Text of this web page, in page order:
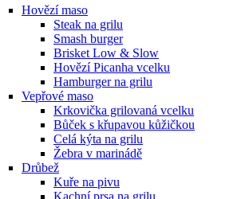
Hovězí maso
Steak na grilu
Smash burger
Brisket Low & Slow
Hovězí Picanha vcelku
Hamburger na grilu
Vepřové maso
Krkovička grilovaná vcelku
Bůček s křupavou kůžičkou
Celá kýta na grilu
Žebra v marinádě
Drůbež
Kuře na pivu
Kachní prsa na grilu